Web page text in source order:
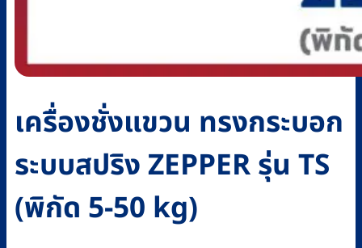
เครื่องชั่งแขวน ทรงกระบอก
ระบบสปริง ZEPPER รุ่น TS
(พิกัด 5-50 kg)